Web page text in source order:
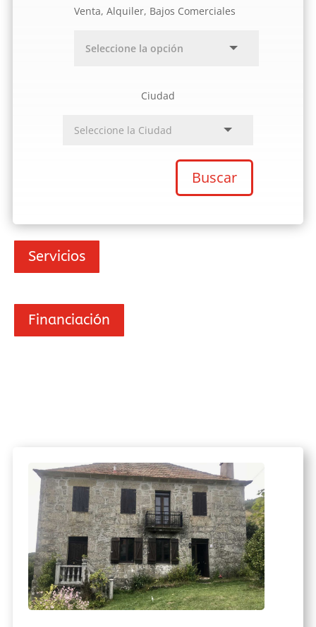
Venta, Alquiler, Bajos Comerciales
Ciudad
Buscar
Servicios
Financiación